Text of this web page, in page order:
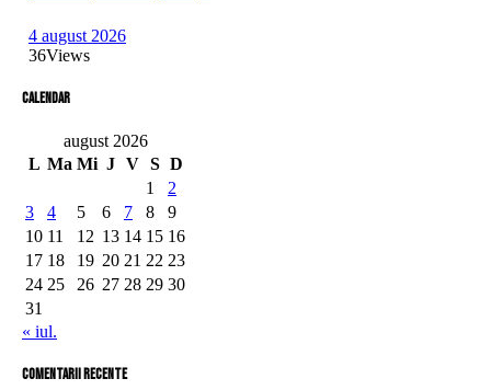
4 august 2026
36Views
Calendar
august 2026
L Ma Mi J V S D
1
2
3
4 5 6 7 8
9
10 11 12 13 14 15 16
17 18 19 20 21 22 23
24 25 26 27 28 29 30
31
« iul.
comentarii recente